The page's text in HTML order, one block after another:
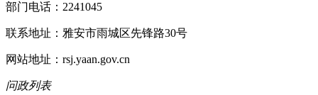
部门电话：2241045
联系地址：雅安市雨城区先锋路30号
网站地址：rsj.yaan.gov.cn
问政列表